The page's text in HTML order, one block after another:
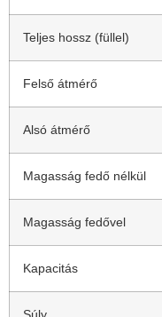
Teljes hossz (füllel)
Felső átmérő
Alsó átmérő
Magasság fedő nélkül
Magasság fedővel
Kapacitás